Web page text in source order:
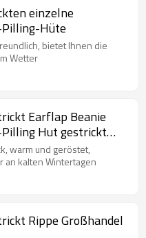
einzelne
Hüte
bietet Ihnen die
Wetter
Earflap Beanie
Hut gestrickt
warm und geröstet,
kalten Wintertagen
Rippe Großhandel